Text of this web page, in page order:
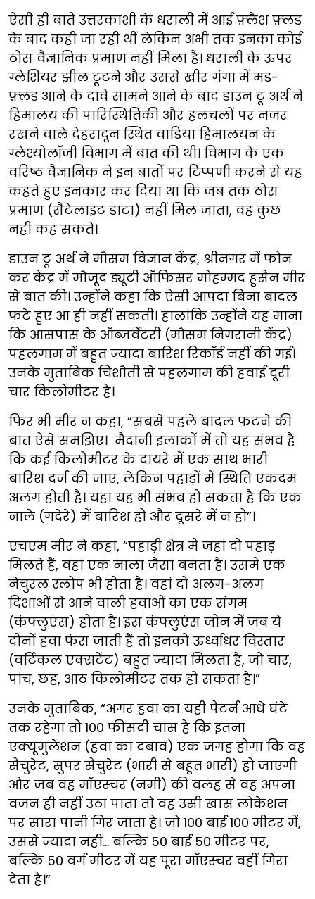
ऐसी ही बातें उत्तरकाशी के धराली में आई फ़्लैश फ़्लड
के बाद कही जा रही थीं लेकिन अभी तक इनका कोई
ठोस वैज्ञानिक प्रमाण नहीं मिला है। धराली के ऊपर
ग्लेशियर झील टूटने और उससे खीर गंगा में मड-
फ़्लड आने के दावे सामने आने के बाद डाउन टू अर्थ ने
हिमालय की पारिस्थितिकी और हलचलों पर नजर
रखने वाले देहरादून स्थित वाडिया हिमालयन के
ग्लेश्योलॉजी विभाग में बात की थी। विभाग के एक
वरिष्ठ वैज्ञानिक ने इन बातों पर टिप्पणी करने से यह
कहते हुए इनकार कर दिया था कि जब तक ठोस
प्रमाण (सैटेलाइट डाटा) नहीं मिल जाता, वह कुछ
नहीं कह सकते।
डाउन टू अर्थ ने मौसम विज्ञान केंद्र, श्रीनगर में फोन
कर केंद्र में मौजूद ड्यूटी ऑफिसर मोहम्मद हुसैन मीर
से बात की। उन्होंने कहा कि ऐसी आपदा बिना बादल
फटे हुए आ ही नहीं सकती। हालांकि उन्होंने यह माना
कि आसपास के ऑब्जर्वेटरी (मौसम निगरानी केंद्र)
पहलगाम में बहुत ज्यादा बारिश रिकॉर्ड नहीं की गई।
उनके मुताबिक चिशौती से पहलगाम की हवाई दूरी
चार किलोमीटर है।
फिर भी मीर न कहा, “सबसे पहले बादल फटने की
बात ऐसे समझिए। मैदानी इलाकों में तो यह संभव है
कि कई किलोमीटर के दायरे में एक साथ भारी
बारिश दर्ज की जाए, लेकिन पहाड़ों में स्थिति एकदम
अलग होती है। यहां यह भी संभव हो सकता है कि एक
नाले (गदेरे) में बारिश हो और दूसरे में न हो”।
एचएम मीर ने कहा, “पहाड़ी क्षेत्र में जहां दो पहाड़
मिलते हैं, वहां एक नाला जैसा बनता है। उसमें एक
नेचुरल स्लोप भी होता है। वहां दो अलग-अलग
दिशाओं से आने वाली हवाओं का एक संगम
(कंफ्लुएंस) होता है। इस कंफ्लुएंस जोन में जब ये
दोनों हवा फंस जाती हैं तो इनको ऊर्ध्वाधर विस्तार
(वर्टिकल एक्सटेंट) बहुत ज़्यादा मिलता है, जो चार,
पांच, छह, आठ किलोमीटर तक हो सकता है।”
उनके मुताबिक, “अगर हवा का यही पैटर्न आधे घंटे
तक रहेगा तो 100 फीसदी चांस है कि इतना
एक्यूमुलेशन (हवा का दबाव) एक जगह होगा कि वह
सैचुरेट, सुपर सैचुरेट (भारी से बहुत भारी) हो जाएगी
और जब वह मॉएस्चर (नमी) की वलह से वह अपना
वजन ही नहीं उठा पाता तो वह उसी ख़ास लोकेशन
पर सारा पानी गिर जाता है। जो 100 बाई 100 मीटर में,
उससे ज़्यादा नहीं... बल्कि 50 बाई 50 मीटर पर,
बल्कि 50 वर्ग मीटर में यह पूरा मॉएस्चर वहीं गिरा
देता है।”